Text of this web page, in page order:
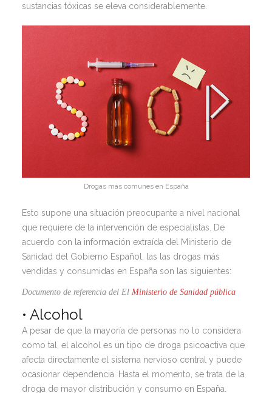
sustancias tóxicas se eleva considerablemente.
Drogas más comunes en España
Esto supone una situación preocupante a nivel nacional
que requiere de la intervención de especialistas. De
acuerdo con la información extraída del Ministerio de
Sanidad del Gobierno Español, las las drogas más
vendidas y consumidas en España son las siguientes:
Documento de referencia del El Ministerio de Sanidad pública
• Alcohol
A pesar de que la mayoría de personas no lo considera
como tal, el alcohol es un tipo de droga psicoactiva que
afecta directamente el sistema nervioso central y puede
ocasionar dependencia. Hasta el momento, se trata de la
droga de mayor distribución y consumo en España.